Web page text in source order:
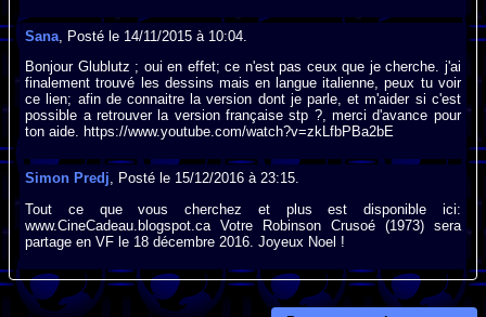
Sana , Posté le 14/11/2015 à 10:04.
Bonjour Glublutz ; oui en effet; ce n'est pas ceux que je cherche. j'ai
finalement trouvé les dessins mais en langue italienne, peux tu voir
ce lien; afin de connaitre la version dont je parle, et m'aider si c'est
possible a retrouver la version française stp ?, merci d'avance pour
ton aide. https://www.youtube.com/watch?v=zkLfbPBa2bE
Simon Predj, Posté le 15/12/2016 à 23:15.
Tout ce que vous cherchez et plus est disponible ici:
www.CineCadeau.blogspot.ca Votre Robinson Crusoé (1973) sera
partage en VF le 18 décembre 2016. Joyeux Noel !